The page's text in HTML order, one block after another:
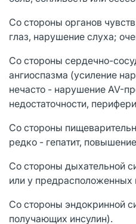
Со стороны органов
глаз, нарушение слуха;
Со стороны сердечно-
ангиоспазма (усиление
нечасто - нарушение AV-
недостаточности,
Со стороны
редко - гепатит,
Со стороны дыхательной
или у предрасположенных
Со стороны эндокринной
получающих инсулин).